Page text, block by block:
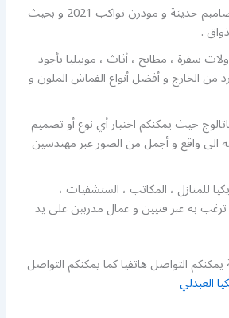
تصميم أثاث ايكيا بتصاميم حديثة و مودرن تواكب 2021 و بحيث
.
سفرة ، مطابخ ، أثاث ، موبيليا بأجود
من الخارج و أفضل أنواع القماش الملون و
حيث يمكنكم اختيار أي نوع أو تصميم
الى واقع و أجمل من الصور عبر مهندسين
للمنازل ، المكاتب ، الستشفيات ،
به عبر فنيين و عمال مدربين على يد
التواصل هاتفيا كما يمكنكم التواصل
العبدلي